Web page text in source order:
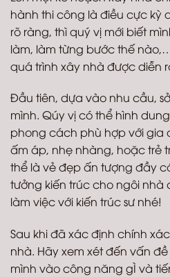
hành thi công là điều cực kỳ
rõ ràng, thì quý vị mới biết
làm, làm từng bước thế
quá trình xây nhà được diễn
Đầu tiên, dựa vào nhu cầu,
mình. Qúy vị có thể hình
phong cách phù hợp với gia
ấm áp, nhẹ nhàng, hoặc trẻ
thể là vẻ đẹp ấn tượng đầy
tưởng kiến trúc cho ngôi nhà
làm việc với kiến trúc sư nhé!
Sau khi đã xác định chính
nhà. Hãy xem xét đến vấn
mình vào công năng gÌ và